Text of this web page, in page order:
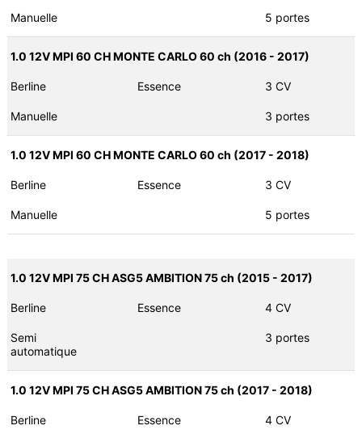
Manuelle 5 portes
1.0 12V MPI 60 CH MONTE CARLO 60 ch (2016 - 2017)
Berline Essence 3 CV
Manuelle 3 portes
1.0 12V MPI 60 CH MONTE CARLO 60 ch (2017 - 2018)
Berline Essence 3 CV
Manuelle 5 portes
1.0 12V MPI 75 CH ASG5 AMBITION 75 ch (2015 - 2017)
Berline Essence 4 CV
Semi
automatique
3 portes
1.0 12V MPI 75 CH ASG5 AMBITION 75 ch (2017 - 2018)
Berline Essence 4 CV